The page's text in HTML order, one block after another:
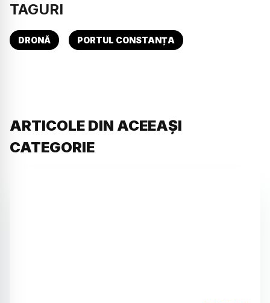
TAGURI
DRONĂ PORTUL CONSTANȚA
ARTICOLE DIN ACEEAȘI
CATEGORIE